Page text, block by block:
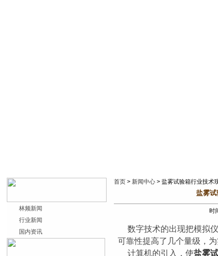
林频新闻
行业新闻
国内资讯
首页 > 新闻中心 > 盐雾试验箱行业技术
盐雾
时
数字技术的出现把模拟
可靠性提高了几个量级，
计算机的引入，使盐雾